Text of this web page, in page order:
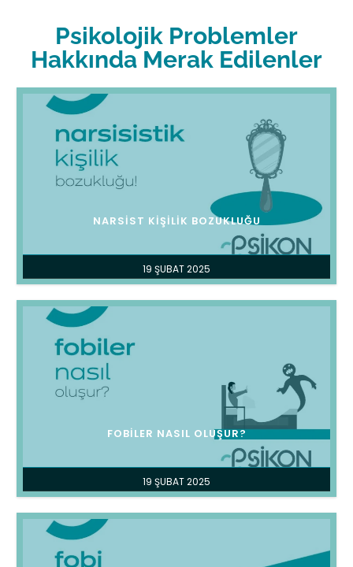
Psikolojik Problemler
Hakkında Merak Edilenler
19 ŞUBAT 2025
NARSIST KIŞILIK BOZUKLUĞU
19 ŞUBAT 2025
FOBILER NASIL OLUŞUR?